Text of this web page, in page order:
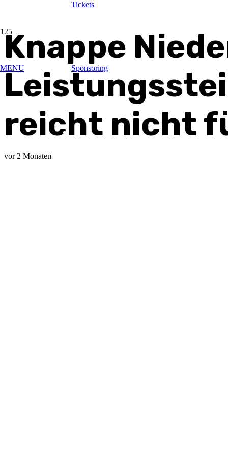
MENU
Tickets
Sponsoring
Knappe
reicht nicht
vor 2 Monaten